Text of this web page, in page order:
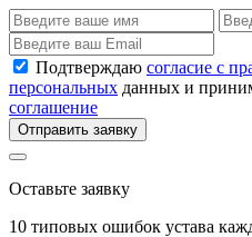
Подтверждаю согласие с
персональных данных и
соглашение
Отправить заявку
Оставьте заявку
10 типовых ошибок устава